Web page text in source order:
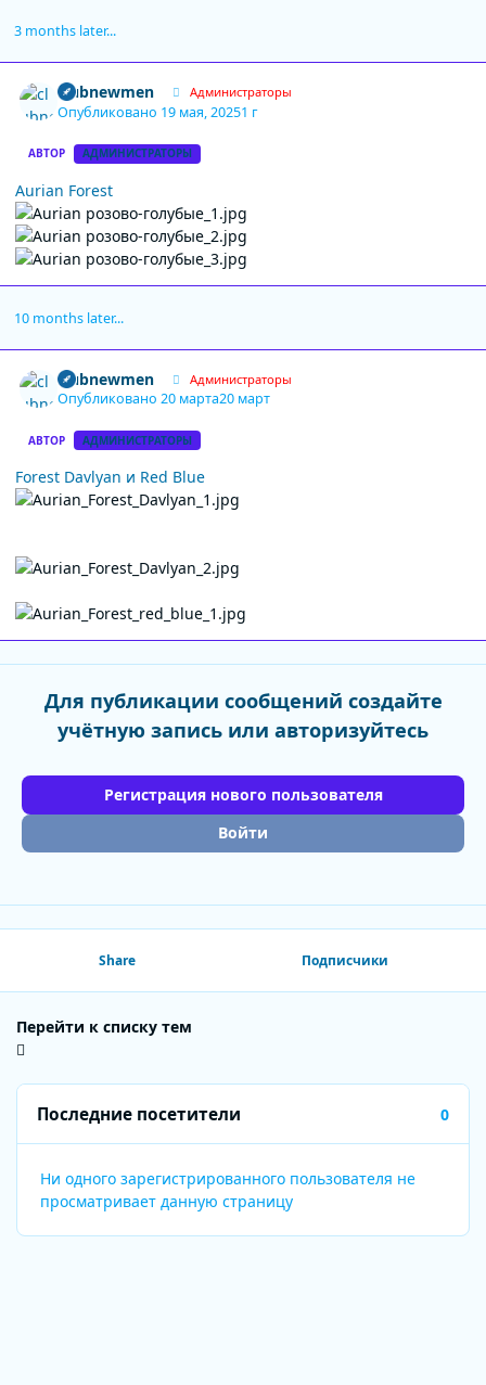
3 months later...
clubnewmen Администраторы
Опубликовано 19 мая, 20251 г
АВТОР АДМИНИСТРАТОРЫ
Aurian Forest
10 months later...
clubnewmen Администраторы
Опубликовано20 марта20 март
АВТОР АДМИНИСТРАТОРЫ
Forest Davlyan и Red Blue
Для публикации сообщений создайте
учётную запись или авторизуйтесь
Регистрация нового пользователя
Войти
Share Подписчики
Перейти к списку тем
Последние посетители 0
Ни одного зарегистрированного пользователя не
просматривает данную страницу